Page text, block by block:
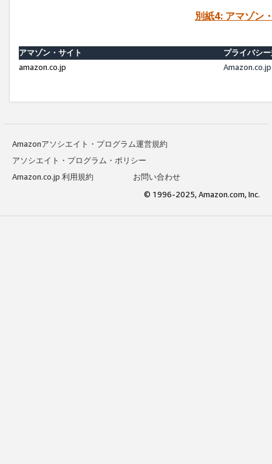
別紙4: アマゾン
アマゾン・サイト
プライバシ
amazon.co.jp
Amazonアソシエイト・プログラム運営規約
アソシエイト・プログラム・ポリシー
Amazon.co.jp 利用規約
お問い合わせ
© 1996-2025, Amazon.com, Inc.